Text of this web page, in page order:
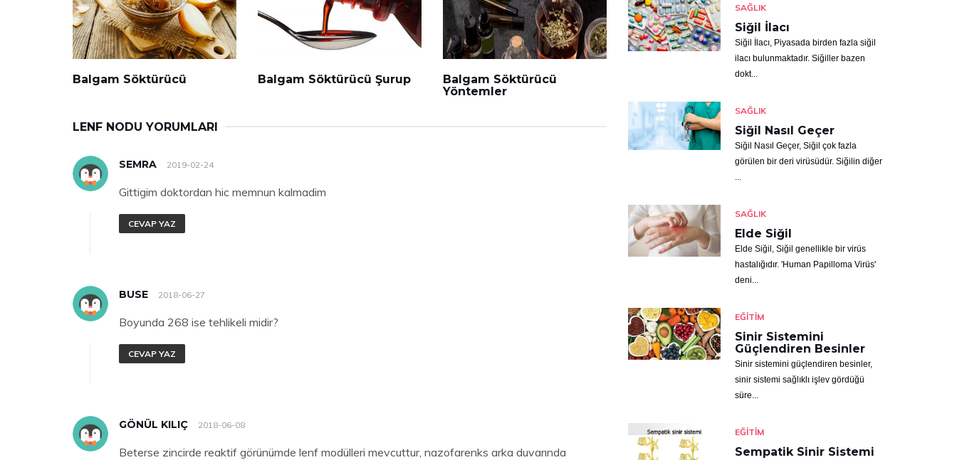
Balgam Söktürücü Balgam Söktürücü Şurup
Balgam Söktürücü
Yöntemler
LENF NODU YORUMLARI
SEMRA 2019-02-24
Gittigim doktordan hic memnun kalmadim
CEVAP YAZ
BUSE 2018-06-27
Boyunda 268 ise tehlikeli midir?
CEVAP YAZ
GÖNÜL KILIÇ 2018-06-08
Beterse zincirde reaktif görünümde lenf modülleri mevcuttur, nazofarenks arka duvarında
SAĞLIK
Siğil İlacı
Siğil İlacı, Piyasada birden fazla siğil
ilacı bulunmaktadır. Siğiller bazen
dokt...
SAĞLIK
Siğil Nasıl Geçer
Siğil Nasıl Geçer, Siğil çok fazla
görülen bir deri virüsüdür. Siğilin diğer
...
SAĞLIK
Elde Siğil
Elde Siğil, Siğil genellikle bir virüs
hastalığıdır. 'Human Papilloma Virüs'
deni...
EĞITIM
Sinir Sistemini
Güçlendiren Besinler
Sinir sistemini güçlendiren besinler,
sinir sistemi sağlıklı işlev gördüğü
süre...
EĞITIM
Sempatik Sinir Sistemi